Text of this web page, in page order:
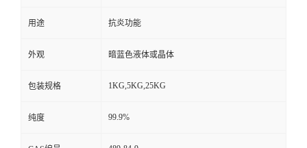
用途 抗炎功能
外观 暗蓝色液体或晶体
包装规格 1KG,5KG,25KG
纯度 99.9%